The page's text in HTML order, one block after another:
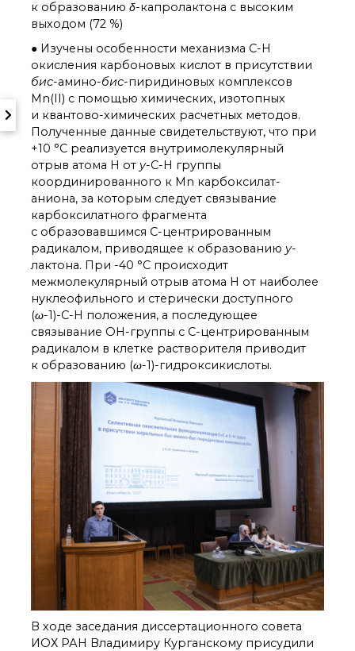
к образованию δ-капролактона с высоким
выходом (72 %)
● Изучены особенности механизма C-H
окисления карбоновых кислот в присутствии
бис-амино-бис-пиридиновых комплексов
Mn(II) с помощью химических, изотопных
и квантово-химических расчетных методов.
Полученные данные свидетельствуют, что при
+10 °C реализуется внутримолекулярный
отрыв атома H от у-C-H группы
координированного к Mn карбоксилат-
аниона, за которым следует связывание
карбоксилатного фрагмента
с образовавшимся C-центрированным
радикалом, приводящее к образованию у-
лактона. При -40 °C происходит
межмолекулярный отрыв атома H от наиболее
нуклеофильного и стерически доступного
(ω-1)-С-Н положения, а последующее
связывание OH-группы с C-центрированным
радикалом в клетке растворителя приводит
к образованию (ω-1)-гидроксикислоты.
В ходе заседания диссертационного совета
ИОХ РАН Владимиру Курганскому присудили